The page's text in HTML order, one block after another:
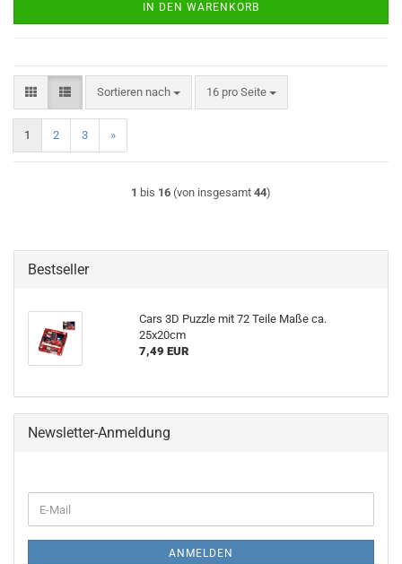
IN DEN WARENKORB
Sortieren nach
Sortieren nach 16 pro Seite
pro Seite
1 2 3 »
1 bis 16 (von insgesamt 44)
Bestseller
Cars 3D Puz­zle mit 72 Teile Maße ca.
25x20cm
7,49 EUR
Newsletter-Anmeldung
ZUR
E-
Mail
ANMELDEN